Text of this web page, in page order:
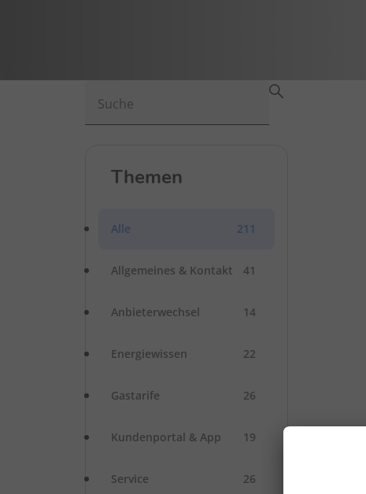
Suche
Themen
Alle 211
Allgemeines & Kontakt 41
Anbieterwechsel 14
Energiewissen 22
Gastarife 26
Kundenportal & App 19
Service 26